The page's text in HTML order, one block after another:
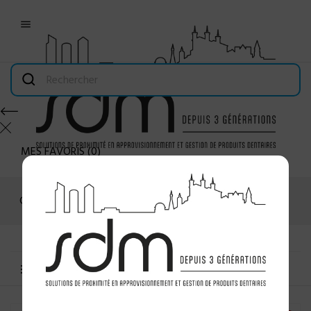

MES FAVORIS(0)
Connexion
MENU